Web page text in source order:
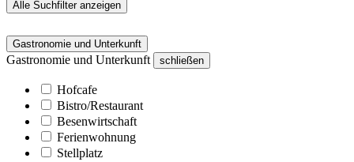
Alle Suchfilter anzeigen
Gastronomie und Unterkunft
Gastronomie und Unterkunft schließen
Hofcafe
Bistro/Restaurant
Besenwirtschaft
Ferienwohnung
Stellplatz